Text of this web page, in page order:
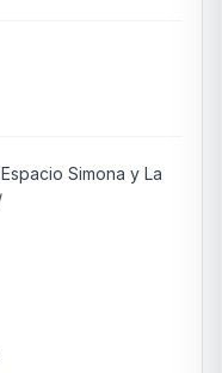
Simona y La